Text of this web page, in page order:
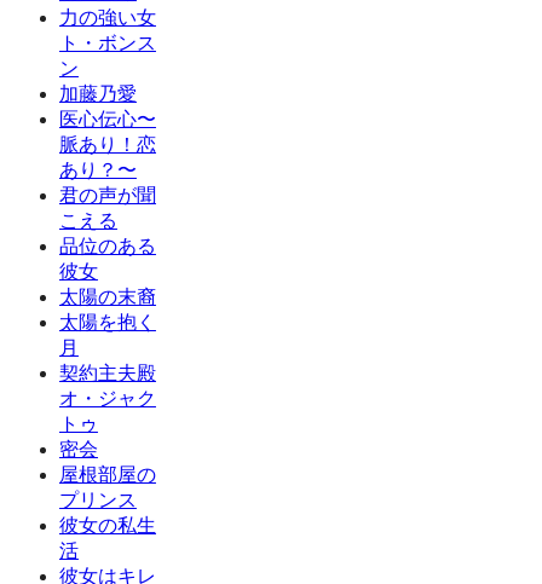
力の強い女
ト・ボンス
ン
加藤乃愛
医心伝心〜
脈あり！恋
あり？〜
君の声が聞
こえる
品位のある
彼女
太陽の末裔
太陽を抱く
月
契約主夫殿
オ・ジャク
トゥ
密会
屋根部屋の
プリンス
彼女の私生
活
彼女はキレ